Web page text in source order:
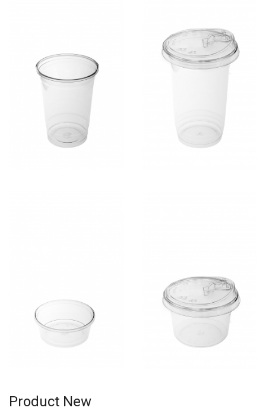
Rp503.000,- Rp1.007.500,-
Product New